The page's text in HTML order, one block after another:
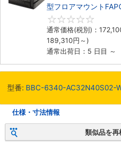
型フロアマウント
通常価格(税別)：
189,310円 ～)
通常出荷日：5 日目 ～
型番: BBC-6340-AC32N40S02-
仕様・寸法情報
類似品を再